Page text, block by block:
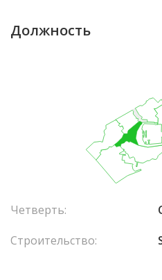
Должность
Четверть:
Строительство: